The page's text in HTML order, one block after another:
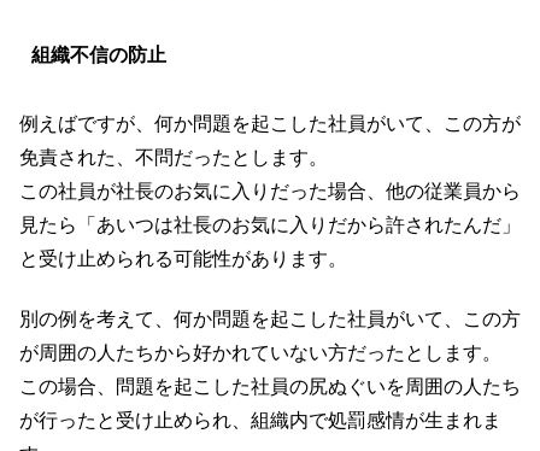
組織不信の防止
例えばですが、何か問題を起こした社員がいて、この方が
免責された、不問だったとします。
この社員が社長のお気に入りだった場合、他の従業員から
見たら「あいつは社長のお気に入りだから許されたんだ」
と受け止められる可能性があります。
別の例を考えて、何か問題を起こした社員がいて、この方
が周囲の人たちから好かれていない方だったとします。
この場合、問題を起こした社員の尻ぬぐいを周囲の人たち
が行ったと受け止められ、組織内で処罰感情が生まれま